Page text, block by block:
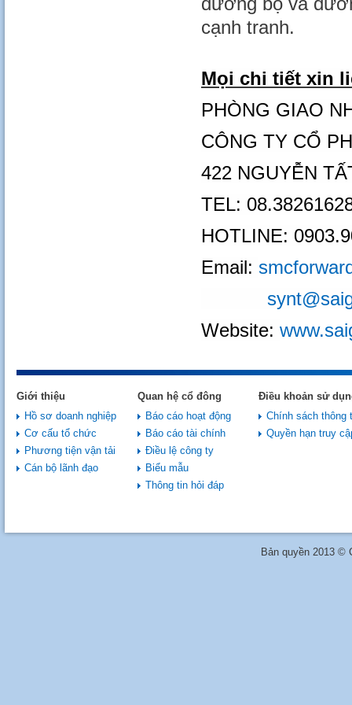
cạnh tranh.
Mọi chi tiết xin
PHÒNG GIAO
CÔNG TY CỔ
422 NGUYỄN
TEL:
HOTLINE:
Email:
Website:
Giới thiệu
Hồ sơ doanh nghiệp
Cơ cấu tổ chức
Phương tiện vận tải
Cán bộ lãnh đạo
Quan hệ cổ đông
Báo cáo hoạt động
Báo cáo tài chính
Điều lệ công ty
Biểu mẫu
Thông tin hỏi đáp
Điều khoản sử
Chính sách thông
Quyền hạn truy
Bản quyền 2013 ©